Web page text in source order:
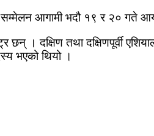
सम्मेलन आगामी भदौ १९ र २० गते
। दक्षिण तथा दक्षिणपूर्वी
भएको थियो ।